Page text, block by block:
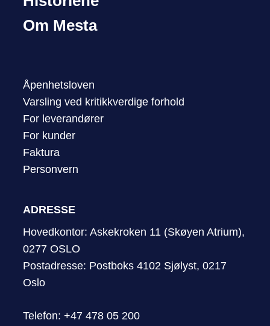
Om Mesta
Åpenhetsloven
Varsling ved kritikkverdige forhold
For leverandører
For kunder
Faktura
Personvern
ADRESSE
Hovedkontor: Askekroken 11 (Skøyen Atrium),
0277 OSLO
Postadresse: Postboks 4102 Sjølyst, 0217
Oslo
Telefon: +47 478 05 200